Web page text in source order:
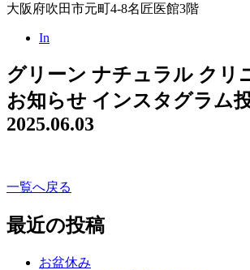
大阪府吹田市元町4-8名匠医館3階
In
グリーン ナチュラル クリ
お知らせ インスタグラム
2025.06.03
一覧へ戻る
最近の投稿
お盆休み